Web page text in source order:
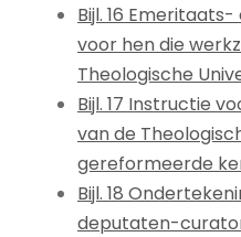
Bijl. 16
voor hen die
Theologische
Bijl. 17 Instructie
van de
gereformeerde
Bijl. 18
deputaten-